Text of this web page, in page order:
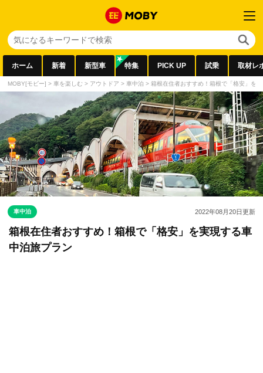
ホーム 新着 新型車 特集 PICK UP 試乗 取材レ
MOBY[モビー] > 車を楽しむ > アウトドア > 車中泊 > 箱根在住者おすすめ！箱根で「格安」を
車中泊 2022年08月20日更新
箱根在住者おすすめ！箱根で「格安」を実現する車
中泊旅プラン